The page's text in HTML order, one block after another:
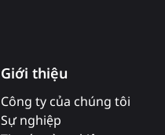
Giới thiệu
Công ty của chúng tôi
Sự nghiệp